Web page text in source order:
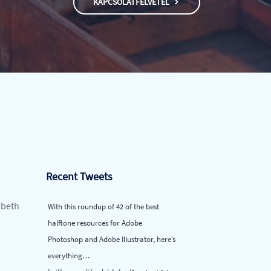
Recent Tweets
With this roundup of 42 of the best
halftone resources for Adobe
Photoshop and Adobe Illustrator, here’s
everything…